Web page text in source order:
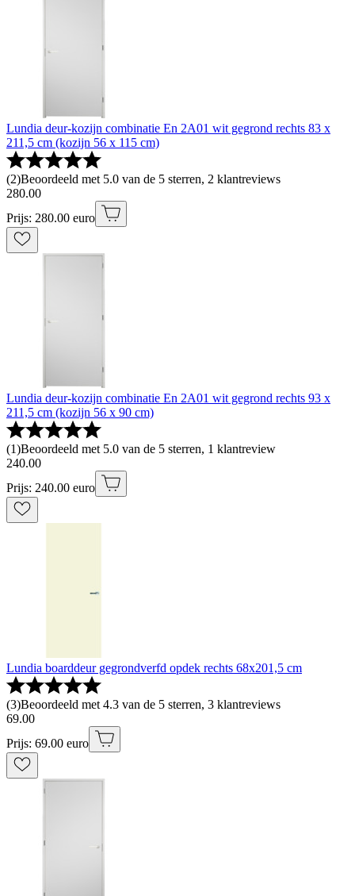
Lundia deur-kozijn combinatie En 2A01 wit gegrond rechts 83 x
211,5 cm (kozijn 56 x 115 cm)
(2)Beoordeeld met 5.0 van de 5 sterren, 2 klantreviews
280.00
Prijs: 280.00 euro
Lundia deur-kozijn combinatie En 2A01 wit gegrond rechts 93 x
211,5 cm (kozijn 56 x 90 cm)
(1)Beoordeeld met 5.0 van de 5 sterren, 1 klantreview
240.00
Prijs: 240.00 euro
Lundia boarddeur gegrondverfd opdek rechts 68x201,5 cm
(3)Beoordeeld met 4.3 van de 5 sterren, 3 klantreviews
69.00
Prijs: 69.00 euro